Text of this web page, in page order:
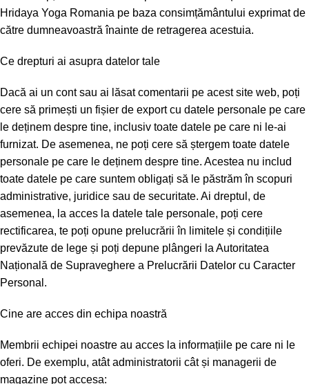
Hridaya Yoga Romania pe baza consimțământului exprimat de
către dumneavoastră înainte de retragerea acestuia.
Ce drepturi ai asupra datelor tale
Dacă ai un cont sau ai lăsat comentarii pe acest site web, poți
cere să primești un fișier de export cu datele personale pe care
le deținem despre tine, inclusiv toate datele pe care ni le-ai
furnizat. De asemenea, ne poți cere să ștergem toate datele
personale pe care le deținem despre tine. Acestea nu includ
toate datele pe care suntem obligați să le păstrăm în scopuri
administrative, juridice sau de securitate. Ai dreptul, de
asemenea, la acces la datele tale personale, poți cere
rectificarea, te poți opune prelucrării în limitele și condițiile
prevăzute de lege și poți depune plângeri la Autoritatea
Națională de Supraveghere a Prelucrării Datelor cu Caracter
Personal.
Cine are acces din echipa noastră
Membrii echipei noastre au acces la informațiile pe care ni le
oferi. De exemplu, atât administratorii cât și managerii de
magazine pot accesa: